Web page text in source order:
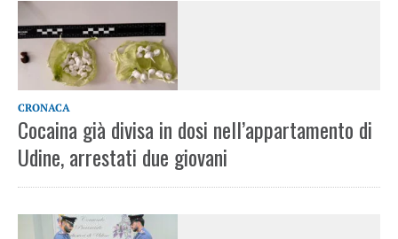
CRONACA
Cocaina già divisa in dosi nell’appartamento di
Udine, arrestati due giovani